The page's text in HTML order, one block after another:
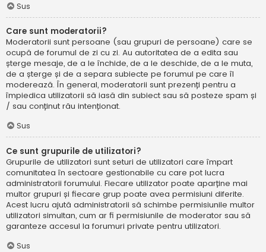
Sus
Care sunt moderatorii?
Moderatorii sunt persoane (sau grupuri de persoane) care se
ocupă de forumul de zi cu zi. Au autoritatea de a edita sau
șterge mesaje, de a le închide, de a le deschide, de a le muta,
de a șterge și de a separa subiecte pe forumul pe care îl
moderează. În general, moderatorii sunt prezenți pentru a
împiedica utilizatorii să iasă din subiect sau să posteze spam și
/ sau conținut rău intenționat.
Sus
Ce sunt grupurile de utilizatori?
Grupurile de utilizatori sunt seturi de utilizatori care împart
comunitatea în sectoare gestionabile cu care pot lucra
administratorii forumului. Fiecare utilizator poate aparține mai
multor grupuri și fiecare grup poate avea permisiuni diferite.
Acest lucru ajută administratorii să schimbe permisiunile multor
utilizatori simultan, cum ar fi permisiunile de moderator sau să
garanteze accesul la forumuri private pentru utilizatori.
Sus